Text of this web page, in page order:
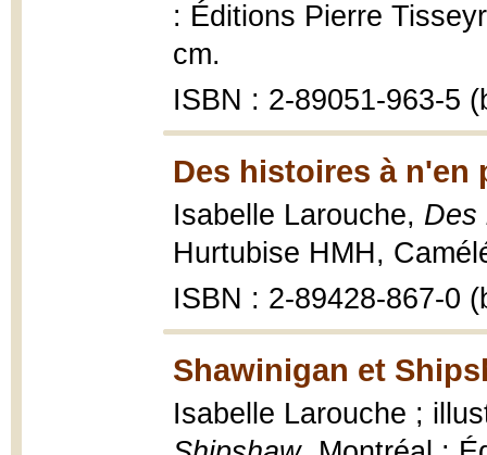
: Éditions Pierre
cm.
ISBN : 2-89051-963-5
Des histoires à n'en
Isabelle Larouche, Des
Hurtubise HMH,
ISBN : 2-89428-867-0
Shawinigan et
Isabelle Larouche ;